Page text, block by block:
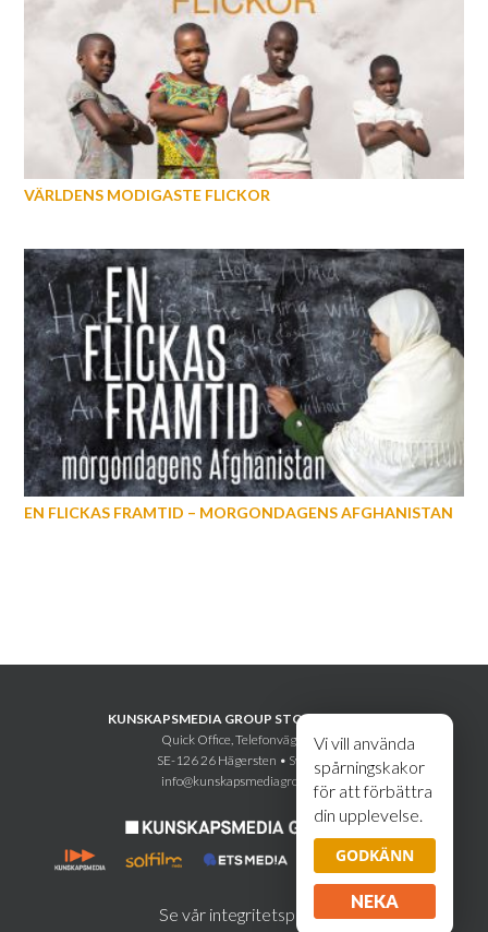
Vi vill använda
spårningskakor
för att förbättra
din upplevelse.
GODKÄNN
NEKA
VÄRLDENS MODIGASTE FLICKOR
EN FLICKAS FRAMTID – MORGONDAGENS AFGHANISTAN
KUNSKAPSMEDIA GROUP STOCKHOLM AB
Quick Office, Telefonvägen 30
SE-126 26 Hägersten • Sweden
info@kunskapsmediagroup.se
Se vår integritetspolicy